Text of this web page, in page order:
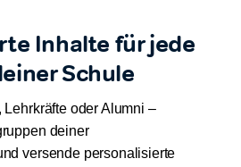
Inhalte für jede
Schule
oder Alumni –
deiner
versende personalisierte